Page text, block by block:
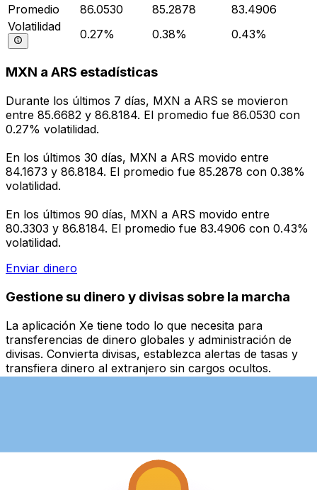
Promedio
86.0530 85.2878
83.4906
Volatilidad
0.27% 0.38% 0.43%
MXN a ARS estadísticas
Durante los últimos 7 días, MXN a ARS se movieron
entre 85.6682 y 86.8184. El promedio fue 86.0530 con
0.27% volatilidad.
En los últimos 30 días, MXN a ARS movido entre
84.1673 y 86.8184. El promedio fue 85.2878 con 0.38%
volatilidad.
En los últimos 90 días, MXN a ARS movido entre
80.3303 y 86.8184. El promedio fue 83.4906 con 0.43%
volatilidad.
Enviar dinero
Gestione su dinero y divisas sobre la marcha
La aplicación Xe tiene todo lo que necesita para
transferencias de dinero globales y administración de
divisas. Convierta divisas, establezca alertas de tasas y
transfiera dinero al extranjero sin cargos ocultos.